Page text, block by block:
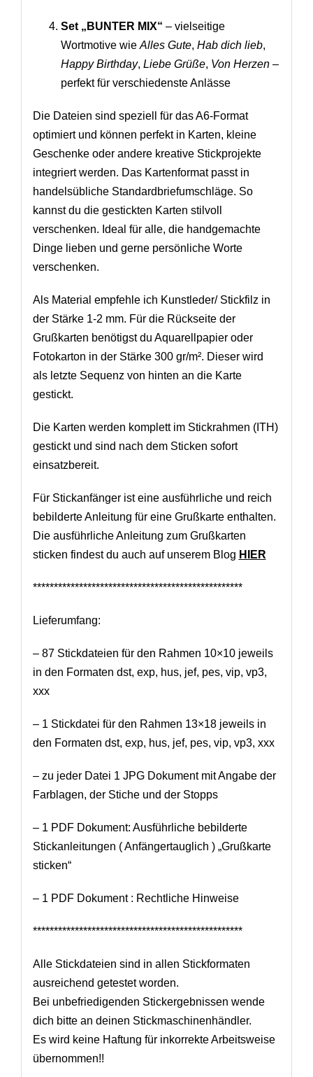
Set „BUNTER MIX“ – vielseitige
Wortmotive wie Alles Gute, Hab dich lieb,
Happy Birthday, Liebe Grüße, Von Herzen–
perfekt für verschiedenste Anlässe
Die Dateien sind speziell für das A6-Format
optimiert und können perfekt in Karten, kleine
Geschenke oder andere kreative Stickprojekte
integriert werden. Das Kartenformat passt in
handelsübliche Standardbriefumschläge. So
kannst du die gestickten Karten stilvoll
verschenken. Ideal für alle, die handgemachte
Dinge lieben und gerne persönliche Worte
verschenken.
Als Material empfehle ich Kunstleder/ Stickfilz in
der Stärke 1-2 mm. Für die Rückseite der
Grußkarten benötigst du Aquarellpapier oder
Fotokarton in der Stärke 300 gr/m². Dieser wird
als letzte Sequenz von hinten an die Karte
gestickt.
Die Karten werden komplett im Stickrahmen (ITH)
gestickt und sind nach dem Sticken sofort
einsatzbereit.
Für Stickanfänger ist eine ausführliche und reich
bebilderte Anleitung für eine Grußkarte enthalten.
Die ausführliche Anleitung zum Grußkarten
sticken findest du auch auf unserem Blog HIER
**************************************************
Lieferumfang:
– 87 Stickdateien für den Rahmen 10×10 jeweils
in den Formaten dst, exp, hus, jef, pes, vip, vp3,
xxx
– 1 Stickdatei für den Rahmen 13×18 jeweils in
den Formaten dst, exp, hus, jef, pes, vip, vp3, xxx
– zu jeder Datei 1 JPG Dokument mit Angabe der
Farblagen, der Stiche und der Stopps
– 1 PDF Dokument: Ausführliche bebilderte
Stickanleitungen ( Anfängertauglich ) „Grußkarte
sticken“
– 1 PDF Dokument : Rechtliche Hinweise
**************************************************
Alle Stickdateien sind in allen Stickformaten
ausreichend getestet worden.
Bei unbefriedigenden Stickergebnissen wende
dich bitte an deinen Stickmaschinenhändler.
Es wird keine Haftung für inkorrekte Arbeitsweise
übernommen!!